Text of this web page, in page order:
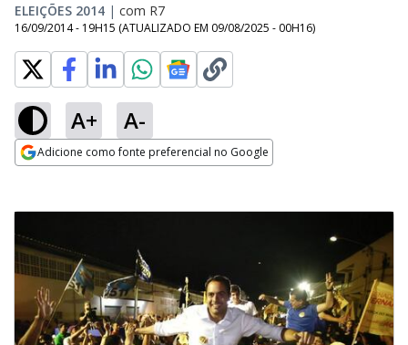
ELEIÇÕES 2014 | com R7
16/09/2014 - 19H15 (ATUALIZADO EM 09/08/2025 - 00H16)
A+ A-
Adicione como fonte preferencial no Google